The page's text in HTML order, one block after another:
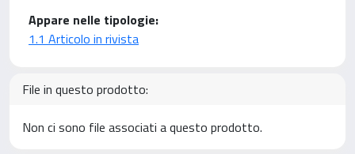
Appare nelle tipologie:
1.1 Articolo in rivista
File in questo prodotto:
Non ci sono file associati a questo prodotto.